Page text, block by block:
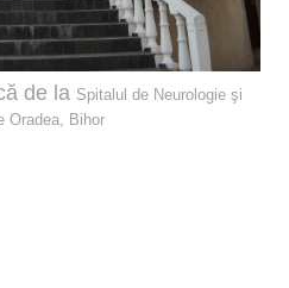
de la Spitalul de Neurologie şi
Oradea, Bihor